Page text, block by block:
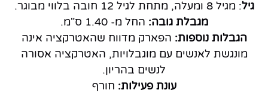
גיל: מגיל 8 ומעלה, מתחת לגיל 12 חובה בלווי מבוגר.
מגבלת גובה: החל מ- 1.40 ס"מ.
הגבלות נוספות: הפארק מדווח שהאטרקציה אינה
מונגשת לאנשים עם מוגבלויות, האטרקציה אסורה
לנשים בהריון.
עונת פעילות: חורף